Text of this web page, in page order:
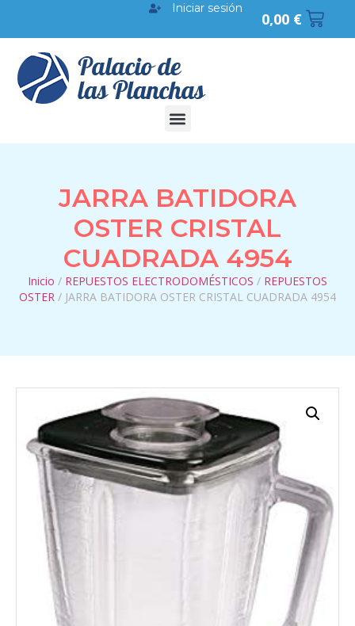
0,00 €
Iniciar sesión
JARRA BATIDORA
OSTER CRISTAL
CUADRADA 4954
Inicio / REPUESTOS ELECTRODOMÉSTICOS / REPUESTOS
OSTER / JARRA BATIDORA OSTER CRISTAL CUADRADA 4954